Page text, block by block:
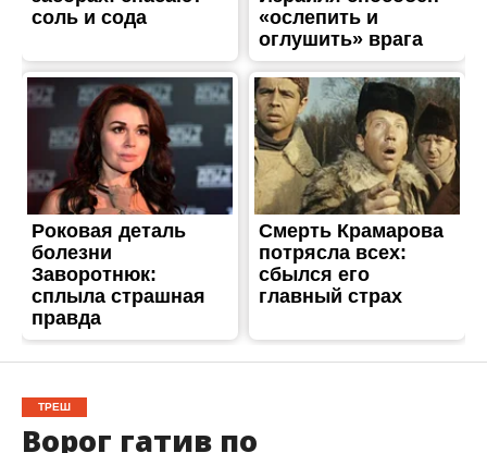
ТРЕШ
Ворог гатив по
Нікопольщині:
постраждали цивільні
Опубліковано 05.06.2026